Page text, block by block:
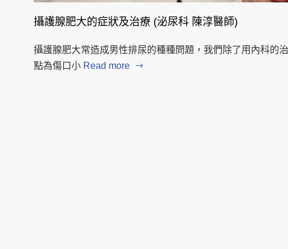
攝護腺肥大的症狀及治療 (泌尿科 陳淳醫師)
攝護腺肥大常造成男性排尿的種種問題，我們除了用內科的
點為傷口小 Read more